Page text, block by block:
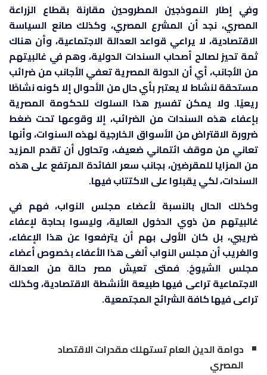
وفي إطار النموذجين المطروحين مقارنة بقطاع الزراعة
المصري، نجد أن المشرع المصري، وكذلك صانع السياسة
الاقتصادية، لا يراعي قواعد العدالة الاجتماعية، وأن هناك
ثمة تحيز لصالح أصحاب السندات الدولية، وهم في غالبيتهم
من الأجانب، أي أن الدولة المصرية تعفي الأجانب من ضرائب
مستحقة لنشاط لا يعتبر بأي حال من الأحوال إلا كونه نشاطًا
ريعيًا. ولا يمكن تفسير هذا السلوك للحكومة المصرية
بإعفاء هذه السندات من الضرائب، إلا وقوعها تحت ضغط
ضرورة الاقتراض من الأسواق الخارجية لهذه السنوات، وأنها
تعاني من موقف ائتماني ضعيف، وتحاول أن تقدم المزيد
من المزايا للمقرضين، بجانب سعر الفائدة المرتفع على هذه
السندات، لكي يقبلوا على الاكتتاب فيها.
وكذلك الحال بالنسبة لأعضاء مجلس النواب، فهم في
غالبيتهم من ذوي الدخول العالية، وليسوا بحاجة لإعفاء
ضريبي، بل كان الأولى بهم أن يترفعوا عن هذا الإعفاء،
والغريب أن مجلس النواب ألغى هذا الأعفاء بخصوص أعضاء
مجلس الشيوخ. فمتى تعيش مصر حالة من العدالة
الاجتماعية تراعى فيها طبيعة الأنشطة الاقتصادية، وكذلك
تراعى فيها كافة الشرائح المجتمعية.
دوامة الدين العام تستهلك مقدرات الاقتصاد
المصري